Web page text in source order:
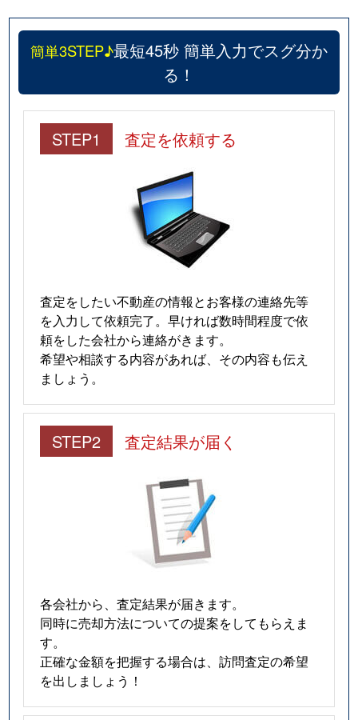
簡単3STEP♪最短45秒 簡単入力でスグ分か
る！
STEP1 査定を依頼する
査定をしたい不動産の情報とお客様の連絡先等
を入力して依頼完了。早ければ数時間程度で依
頼をした会社から連絡がきます。
希望や相談する内容があれば、その内容も伝え
ましょう。
STEP2 査定結果が届く
各会社から、査定結果が届きます。
同時に売却方法についての提案をしてもらえま
す。
正確な金額を把握する場合は、訪問査定の希望
を出しましょう！